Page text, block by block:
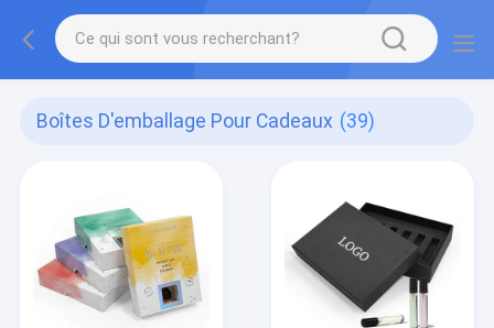
Boîtes D'emballage Pour Cadeaux (39)